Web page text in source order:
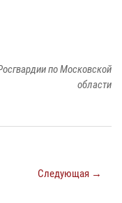
по Московской
области
Следующая →